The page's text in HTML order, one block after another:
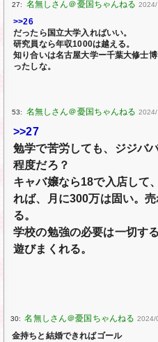
27:
>>26
だったら国立大学入ればいい。
研究員なら年収1000は越える。
知り合いは名古屋大学ー千葉大修士
ったしな。
53:
>>27
勉学で苦労しても、ジジバ
程度だろ？
キャバ嬢なら18で入店して
れば、月に300万は固い。
る。
学校の勉強の必要は一切す
遊びまくれる。
30: 2024/
金持ちと結婚できればゴール